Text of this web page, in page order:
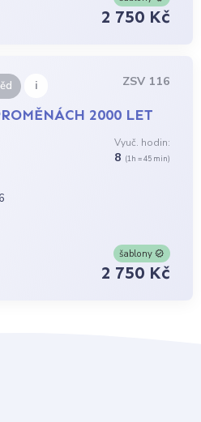
2 750 Kč
i ZSV 116
2000 LET
Vyuč. hodin:
8 (1h = 45 min)
šablony
2 750 Kč